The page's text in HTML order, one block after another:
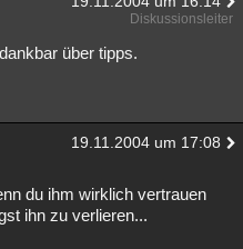
Diskussionsleiter
über tipps.
19.11.2004 um 17:08
du ihm wirklich vertrauen
ihn zu verlieren...